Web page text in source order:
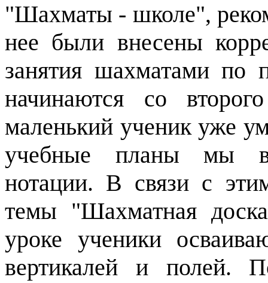
"Шахматы - школе",
нее были внесены
занятия шахматами по
начинаются со
маленький ученик уже
учебные планы мы
нотации. В связи с
темы "Шахматная доска
уроке ученики
вертикалей и полей.